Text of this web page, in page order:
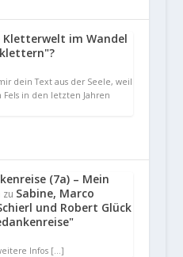
Kletterwelt im Wandel
dein Text aus der Seele, weil
in den letzten Jahren
(7a) – Mein
zu Sabine, Marco
und Robert Glück
Infos […]